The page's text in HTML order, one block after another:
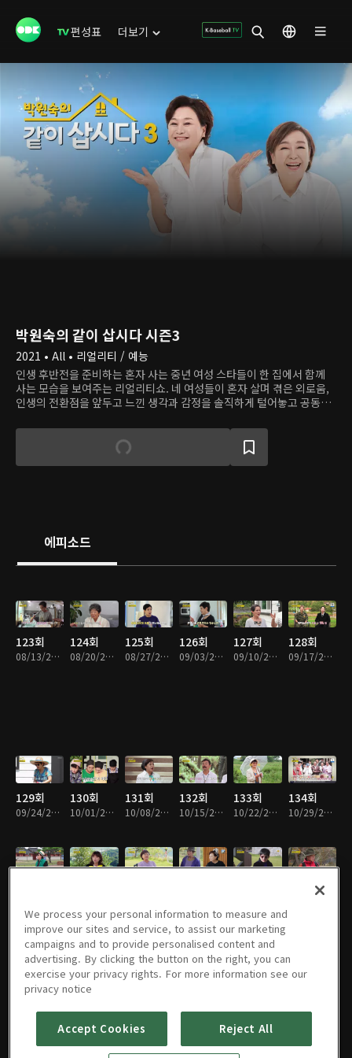
편성표 더보기
박원숙의 같이 삽시다 시즌3
2021 • All • 리얼리티 / 예능
인생 후반전을 준비하는 혼자 사는 중년 여성 스타들이 한 집에서 함께
사는 모습을 보여주는 리얼리티쇼. 네 여성들이 혼자 살며 겪은 외로움,
인생의 전환점을 앞두고 느낀 생각과 감정을 솔직하게 털어놓고 공동체
에피소드
123회
08/13/2023 • 1시간 8분
124회
08/20/2023 • 1시간 8분
125회
08/27/2023 • 1시간 8분
126회
09/03/2023 • 1시간 8분
127회
09/10/2023 • 1시간 8분
128회
09/17/2023 • 1시간 8분
129회
09/24/2023 • 1시간 8분
130회
10/01/2023 • 1시간 8분
131회
10/08/2023 • 1시간 8분
132회
10/15/2023 • 1시간 9분
133회
10/22/2023 • 1시간 9분
134회
10/29/2023 • 1시간 8분
140회
141회
12/17/2023 • 1시간 9분
142회 143회 144회 145회 146회
We process your personal information to measure and
improve our sites and service, to assist our marketing
campaigns and to provide personalised content and
advertising. By clicking the button on the right, you can
exercise your privacy rights. For more information see our
privacy notice
Accept Cookies Reject All